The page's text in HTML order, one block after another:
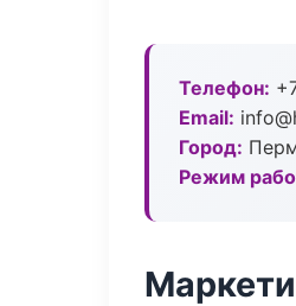
Телефон:
Email:
Город:
Режим